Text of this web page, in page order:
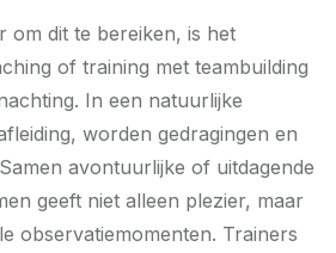
om dit te bereiken, is het
of training met teambuilding
In een natuurlijke
worden gedragingen en
avontuurlijke of uitdagende
geeft niet alleen plezier, maar
observatiemomenten. Trainers